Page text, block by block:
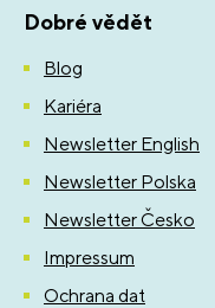
Dobré vědět
Blog
Kariéra
Newsletter English
Newsletter Polska
Newsletter Česko
Impressum
Ochrana dat